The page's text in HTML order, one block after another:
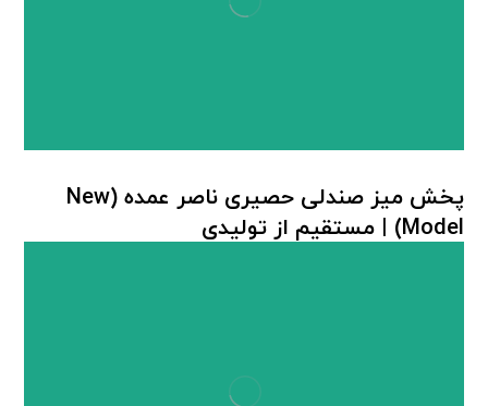
پخش میز صندلی حصیری ناصر عمده (New
Model) | مستقیم از تولیدی